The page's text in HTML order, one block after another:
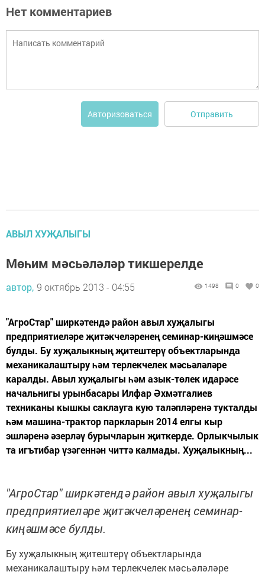
Нет комментариев
Авторизоваться Отправить
АВЫЛ ХУҖАЛЫГЫ
Мөһим мәсьәләләр тикшерелде
автор, 9 октябрь 2013 - 04:55 1498 0 0
"АгроСтар" ширкәтендә район авыл хуҗалыгы
предприятиеләре җитәкчеләренең семинар-киңәшмәсе
булды. Бу хуҗалыкның җитештерү объектларында
механикалаштыру һәм терлекчелек мәсьәләләре
каралды. Авыл хуҗалыгы һәм азык-төлек идарәсе
начальнигы урынбасары Илфар Әхмәтгалиев
техниканы кышкы саклауга кую таләпләренә тукталды
һәм машина-трактор паркларын 2014 елгы кыр
эшләренә әзерләү бурычларын җиткерде. Орлыкчылык
та игътибар үзәгеннән читтә калмады. Хуҗалыкның...
"АгроСтар" ширкәтендә район авыл хуҗалыгы
предприятиеләре җитәкчеләренең семинар-
киңәшмәсе булды.
Бу хуҗалыкның җитештерү объектларында
механикалаштыру һәм терлекчелек мәсьәләләре